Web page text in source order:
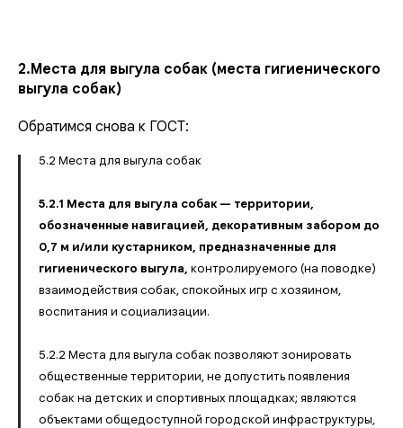
2.Места для выгула собак (места гигиенического
выгула собак)
Обратимся снова к ГОСТ:
5.2 Места для выгула собак
5.2.1 Места для выгула собак — территории,
обозначенные навигацией, декоративным забором до
0,7 м и/или кустарником, предназначенные для
гигиенического выгула, контролируемого (на поводке)
взаимодействия собак, спокойных игр с хозяином,
воспитания и социализации.
5.2.2 Места для выгула собак позволяют зонировать
общественные территории, не допустить появления
собак на детских и спортивных площадках; являются
объектами общедоступной городской инфраструктуры,